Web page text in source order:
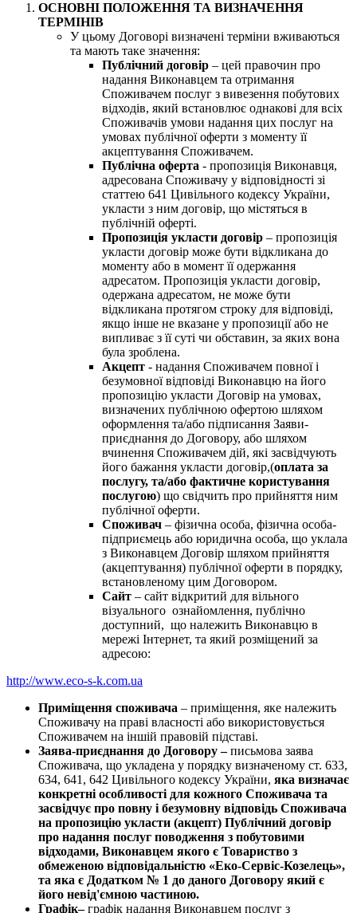
ОСНОВНІ ПОЛОЖЕННЯ ТА ВИЗНАЧЕННЯ
ТЕРМІНІВ
У цьому Договорі визначені терміни вживаються
та мають таке значення:
Публічний договір – цей правочин про
надання Виконавцем та отримання
Споживачем послуг з вивезення побутових
відходів, який встановлює однакові для всіх
Споживачів умови надання цих послуг на
умовах публічної оферти з моменту її
акцептування Споживачем.
Публічна оферта - пропозиція Виконавця,
адресована Споживачу у відповідності зі
статтею 641 Цивільного кодексу України,
укласти з ним договір, що містяться в
публічній оферті.
Пропозиція укласти договір – пропозиція
укласти договір може бути відкликана до
моменту або в момент її одержання
адресатом. Пропозиція укласти договір,
одержана адресатом, не може бути
відкликана протягом строку для відповіді,
якщо інше не вказане у пропозиції або не
випливає з її суті чи обставин, за яких вона
була зроблена.
Акцепт - надання Споживачем повної і
безумовної відповіді Виконавцю на його
пропозицію укласти Договір на умовах,
визначених публічною офертою шляхом
оформлення та/або підписання Заяви-
приєднання до Договору, або шляхом
вчинення Споживачем дій, які засвідчують
його бажання укласти договір,(оплата за
послугу, та/або фактичне користування
послугою) що свідчить про прийняття ним
публічної оферти.
Споживач – фізична особа, фізична особа-
підприємець або юридична особа, що уклала
з Виконавцем Договір шляхом прийняття
(акцептування) публічної оферти в порядку,
встановленому цим Договором.
Сайт – сайт відкритий для вільного
візуального ознайомлення, публічно
доступний, що належить Виконавцю в
мережі Інтернет, та який розміщений за
адресою:
http://www.eco-s-k.com.ua
Приміщення споживача – приміщення, яке належить
Споживачу на праві власності або використовується
Споживачем на іншій правовій підставі.
Заява-приєднання до Договору –письмова заява
Споживача, що укладена у порядку визначеному ст. 633,
634, 641, 642 Цивільного кодексу України, яка визначає
конкретні особливості для кожного Споживача та
засвідчує про повну і безумовну відповідь Споживача
на пропозицію укласти (акцепт) Публічний договір
про надання послуг поводження з побутовими
відходами, Виконавцем якого є Товариство з
обмеженою відповідальністю «Еко-Сервіс-Козелець»,
та яка є Додатком № 1 до даного Договору який є
його невід'ємною частиною.
Графік–графік надання Виконавцем послуг з